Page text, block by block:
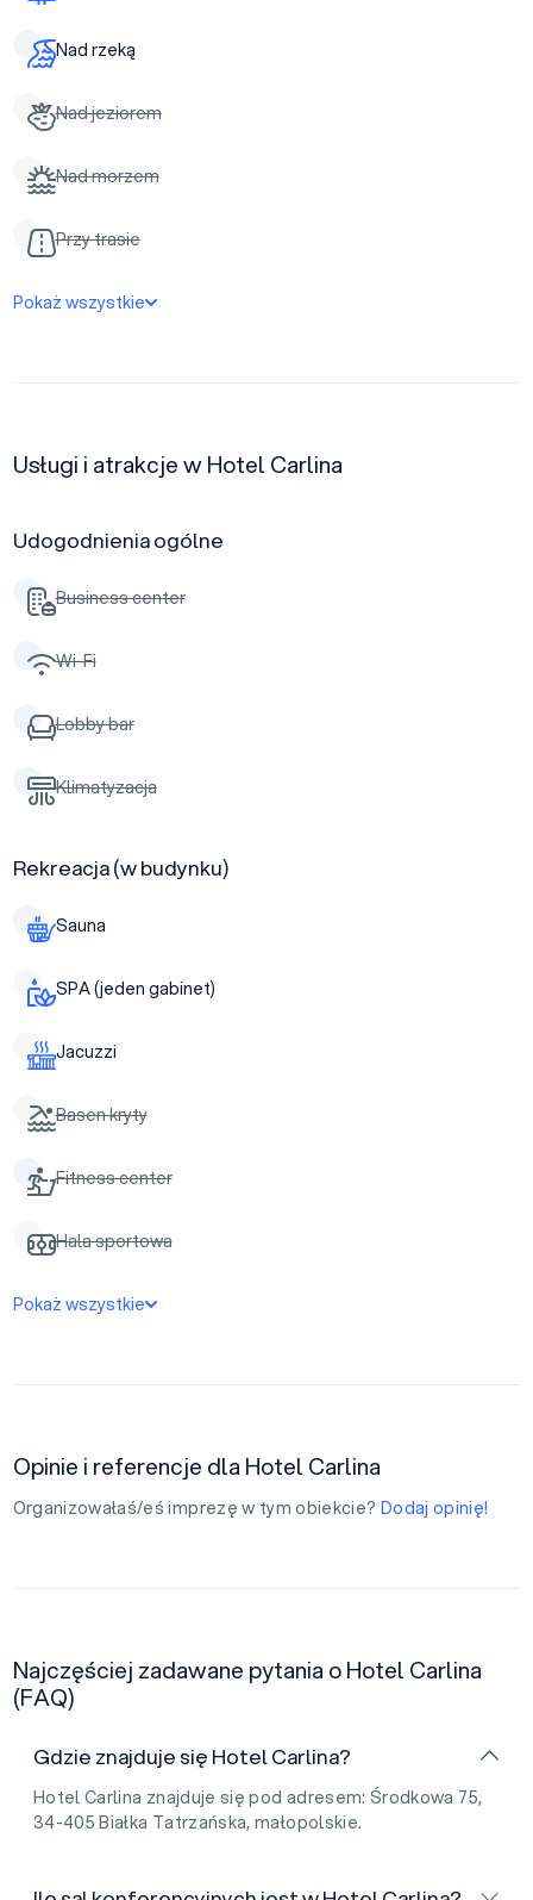
Nad rzeką
Nad jeziorem
Nad morzem
Przy trasie
Pokaż wszystkie
Usługi i atrakcje w Hotel Carlina
Udogodnienia ogólne
Business center
Wi-Fi
Lobby bar
Klimatyzacja
Rekreacja (w budynku)
Sauna
SPA (jeden gabinet)
Jacuzzi
Basen kryty
Fitness center
Hala sportowa
Pokaż wszystkie
Opinie i referencje dla Hotel Carlina
Organizowałaś/eś imprezę w tym obiekcie? Dodaj opinię!
Najczęściej zadawane pytania o Hotel Carlina
(FAQ)
Gdzie znajduje się Hotel Carlina?
Hotel Carlina znajduje się pod adresem: Środkowa 75,
34-405 Białka Tatrzańska, małopolskie.